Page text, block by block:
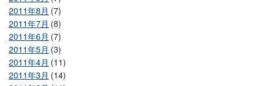
2011年8月 (7)
2011年7月 (8)
2011年6月 (7)
2011年5月 (3)
2011年4月 (11)
2011年3月 (14)